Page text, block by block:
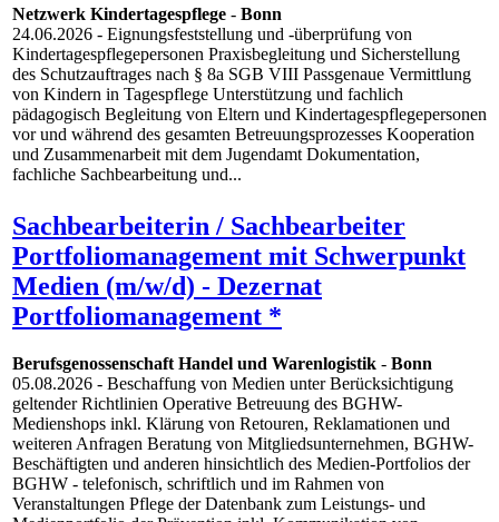
Netzwerk Kindertagespflege - Bonn
24.06.2026 - Eignungsfeststellung und -überprüfung von
Kindertagespflegepersonen Praxisbegleitung und Sicherstellung
des Schutzauftrages nach § 8a SGB VIII Passgenaue Vermittlung
von Kindern in Tagespflege Unterstützung und fachlich
pädagogisch Begleitung von Eltern und Kindertagespflegepersonen
vor und während des gesamten Betreuungsprozesses Kooperation
und Zusammenarbeit mit dem Jugendamt Dokumentation,
fachliche Sachbearbeitung und...
Sachbearbeiterin / Sachbearbeiter
Portfoliomanagement mit Schwerpunkt
Medien (m/w/d) - Dezernat
Portfoliomanagement *
Berufsgenossenschaft Handel und Warenlogistik - Bonn
05.08.2026 - Beschaffung von Medien unter Berücksichtigung
geltender Richtlinien Operative Betreuung des BGHW-
Medienshops inkl. Klärung von Retouren, Reklamationen und
weiteren Anfragen Beratung von Mitgliedsunternehmen, BGHW-
Beschäftigten und anderen hinsichtlich des Medien-Portfolios der
BGHW - telefonisch, schriftlich und im Rahmen von
Veranstaltungen Pflege der Datenbank zum Leistungs- und